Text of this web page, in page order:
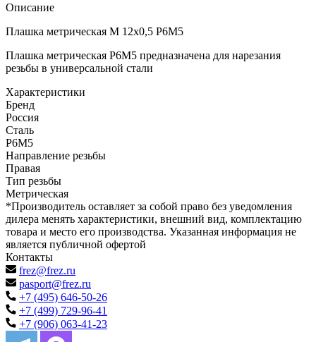
Описание
Плашка метрическая М 12х0,5 Р6М5
Плашка метрическая Р6М5 предназначена для нарезания
резьбы в универсальной стали
Характеристики
Бренд
Россия
Сталь
Р6М5
Направление резьбы
Правая
Тип резьбы
Метрическая
*Производитель оставляет за собой право без уведомления
дилера менять характеристики, внешний вид, комплектацию
товара и место его производства. Указанная информация не
является публичной офертой
Контакты
frez@frez.ru
pasport@frez.ru
+7 (495) 646-50-26
+7 (499) 729-96-41
+7 (906) 063-41-23